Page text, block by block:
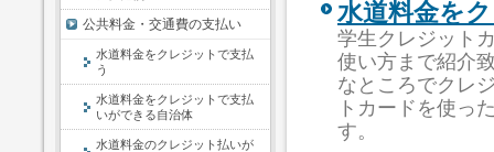
水道料金を
学生クレジット
使い方まで紹介
なところでクレ
トカードを使っ
す。
公共料金・交通費の支払い
水道料金をクレジットで支払
う
水道料金をクレジットで支払
いができる自治体
水道料金のクレジット払いが